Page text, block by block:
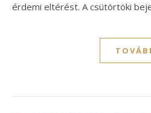
érdemi eltérést. A csütörtöki